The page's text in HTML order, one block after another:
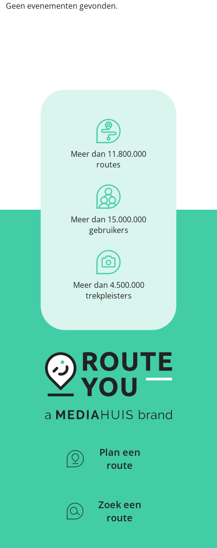
Geen evenementen gevonden.
Meer dan 11.800.000
routes
Meer dan 15.000.000
gebruikers
Meer dan 4.500.000
trekpleisters
Plan een
route
Zoek een
route